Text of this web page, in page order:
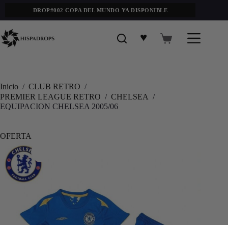
DROP#002 COPA DEL MUNDO YA DISPONIBLE
♥
Inicio / CLUB RETRO /
PREMIER LEAGUE RETRO / CHELSEA /
EQUIPACION CHELSEA 2005/06
OFERTA